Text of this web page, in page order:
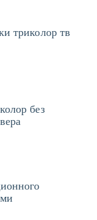
триколор тв
без